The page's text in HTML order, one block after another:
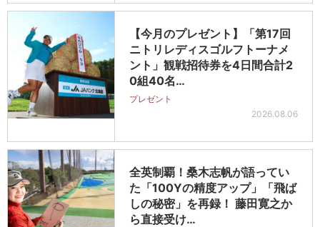
【今月のプレゼント】「第17回
ニトリレディスゴルフトーナメ
ント」観戦招待券を4日間合計2
0組40名…
プレゼント
2026.08.06
全英制覇！桑木志帆が語ってい
た「100Yの精度アップ」「飛ば
しの秘密」を再録！ 藤田寛之か
ら直接受け…